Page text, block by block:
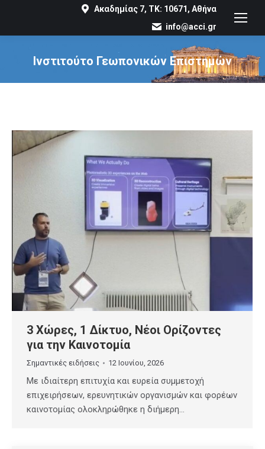
Ακαδημίας 7, ΤΚ: 10671, Αθήνα
info@acci.gr
Ινστιτούτο Γεωπονικών Επιστημών
You are here:
3 Χώρες, 1 Δίκτυο, Νέοι Ορίζοντες
για την Καινοτομία
Σημαντικές ειδήσεις 12 Ιουνίου, 2026
Με ιδιαίτερη επιτυχία και ευρεία συμμετοχή
επιχειρήσεων, ερευνητικών οργανισμών και φορέων
καινοτομίας ολοκληρώθηκε η διήμερη…